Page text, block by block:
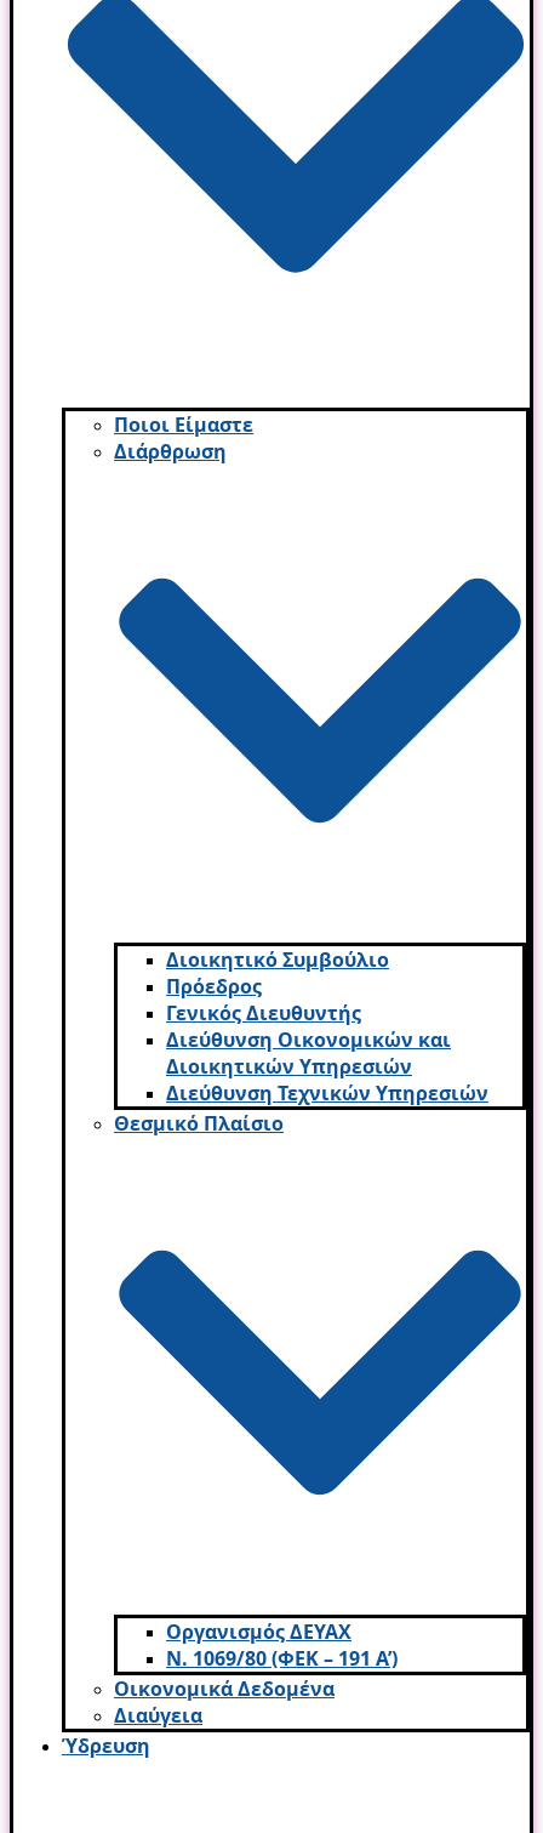
Ποιοι Είμαστε
Διάρθρωση
Διοικητικό Συμβούλιο
Πρόεδρος
Γενικός Διευθυντής
Διεύθυνση Οικονομικών και
Διοικητικών Υπηρεσι­ών
Διεύθυνση Τεχνικών Υπηρεσιών
Θεσμικό Πλαίσιο
Οργανισμός ΔΕΥΑΧ
Ν. 1069/80 (ΦΕΚ – 191 Α’)
Οικονομικά Δεδομένα
Διαύγεια
Ύδρευση